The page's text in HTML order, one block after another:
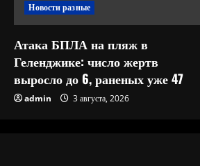
Новости разные
Атака БПЛА на пляж в
Геленджике: число жертв
выросло до 6, раненых уже 47
admin 3 августа, 2026